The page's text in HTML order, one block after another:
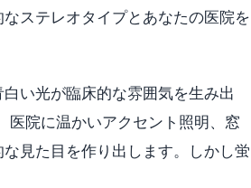
ステレオタイプとあなたの医院を
い光が臨床的な雰囲気を生み出
医院に温かいアクセント照明、窓
見た目を作り出します。しかし蛍